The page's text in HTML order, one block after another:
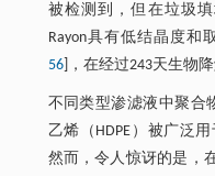
被检测到，但在垃圾填
Rayon具有低结晶度和
56]，在经过243天生物降
不同类型渗滤液中聚合
乙烯（HDPE）被广泛
然而，令人惊讶的是，